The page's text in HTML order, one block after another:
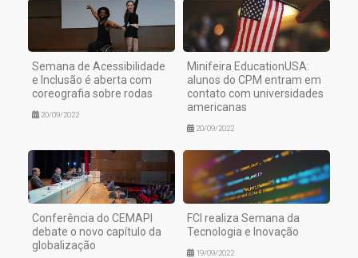
Semana de Acessibilidade
e Inclusão é aberta com
coreografia sobre rodas
20/09/2022
Minifeira EducationUSA:
alunos do CPM entram em
contato com universidades
americanas
20/09/2022
Conferência do CEMAPI
debate o novo capítulo da
globalização
FCI realiza Semana da
Tecnologia e Inovação
19/09/2022